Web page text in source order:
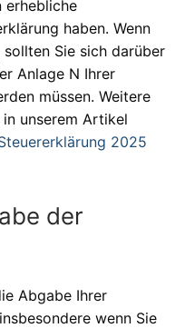
erhebliche
haben. Wenn
sollten Sie sich darüber
Anlage N Ihrer
müssen. Weitere
unserem Artikel
2025
der
Abgabe Ihrer
wenn Sie